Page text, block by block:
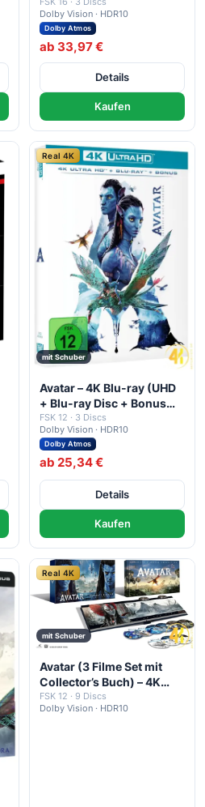
Dolby Vision · HDR10
Dolby Atmos
ab 33,97 €
Details
Kaufen
Real 4K
mit Schuber
Avatar – 4K Blu-ray (UHD
+ Blu-ray Disc + Bonus
Blu-ray)
FSK 12 · 3 Discs
Dolby Vision · HDR10
Dolby Atmos
ab 25,34 €
Details
Kaufen
Real 4K
mit Schuber
Avatar (3 Filme Set mit
Collector’s Buch) – 4K
Blu-ray (UHD + Blu-ray
Disc)
FSK 12 · 9 Discs
Dolby Vision · HDR10